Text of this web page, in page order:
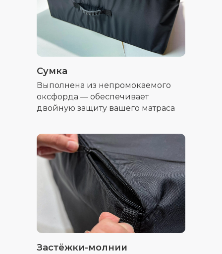
Сумка
Выполнена из непромокаемого
оксфорда — обеспечивает
двойную защиту вашего матраса
Застёжки-молнии